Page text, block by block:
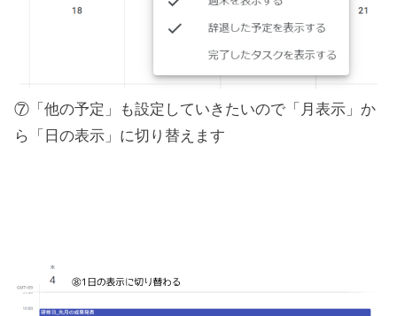
⑦「他の予定」も設定していきたいので「月表示」か
ら「日の表示」に切り替えます